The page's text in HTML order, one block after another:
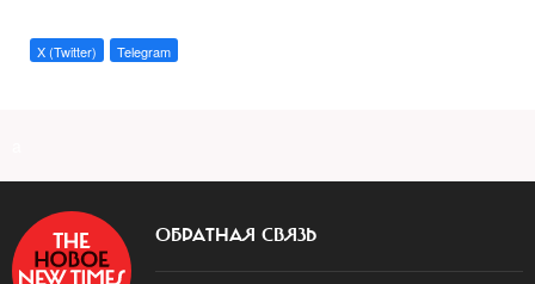
X (Twitter) Telegram
ОБРАТНАЯ СВЯЗЬ